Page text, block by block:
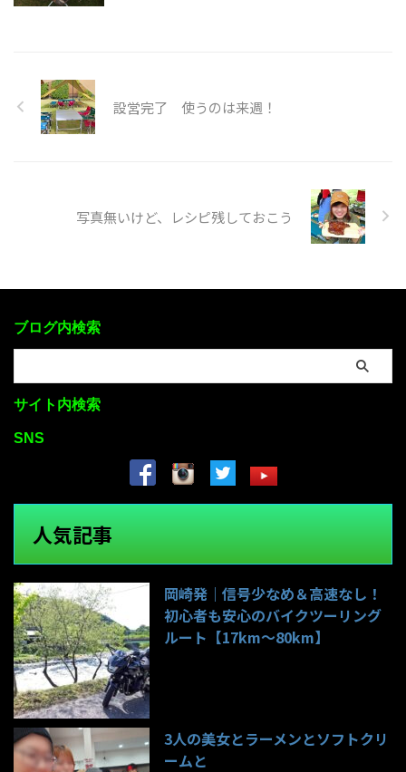
設営完了 使うのは来週！
写真無いけど、レシピ残しておこう
ブログ内検索
サイト内検索
SNS
人気記事
岡崎発｜信号少なめ＆高速なし！
初心者も安心のバイクツーリング
ルート【17km〜80km】
3人の美女とラーメンとソフトクリ
ームと